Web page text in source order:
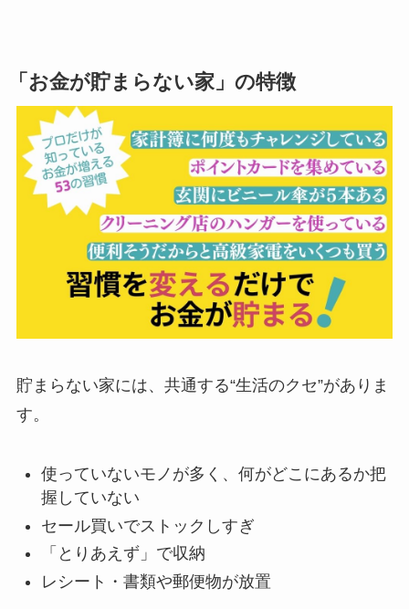
「お金が貯まらない家」の特徴
貯まらない家には、共通する“生活のクセ”がありま
す。
使っていないモノが多く、何がどこにあるか把
握していない
セール買いでストックしすぎ
「とりあえず」で収納
レシート・書類や郵便物が放置